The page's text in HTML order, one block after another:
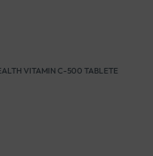
VITAMIN C-500 TABLETE